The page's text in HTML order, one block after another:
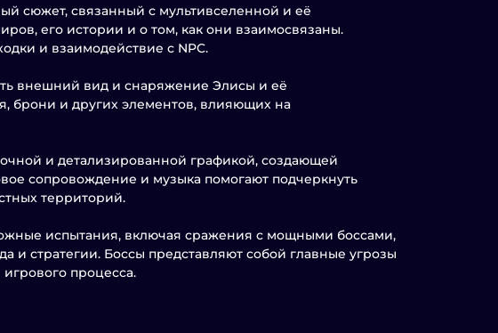
сюжет, связанный с мультивселенной и её
его истории и о том, как они взаимосвязаны.
и взаимодействие с NPC.
внешний вид и снаряжение Элисы и её
брони и других элементов, влияющих на
и детализированной графикой, создающей
сопровождение и музыка помогают подчеркнуть
территорий.
испытания, включая сражения с мощными боссами,
и стратегии. Боссы представляют собой главные угрозы
процесса.